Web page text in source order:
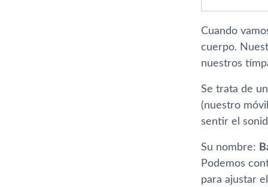
Cuando
cuerpo.
nuestros
Se trata de
(nuestro
sentir el
Su nombre:
Podemos
para ajustar